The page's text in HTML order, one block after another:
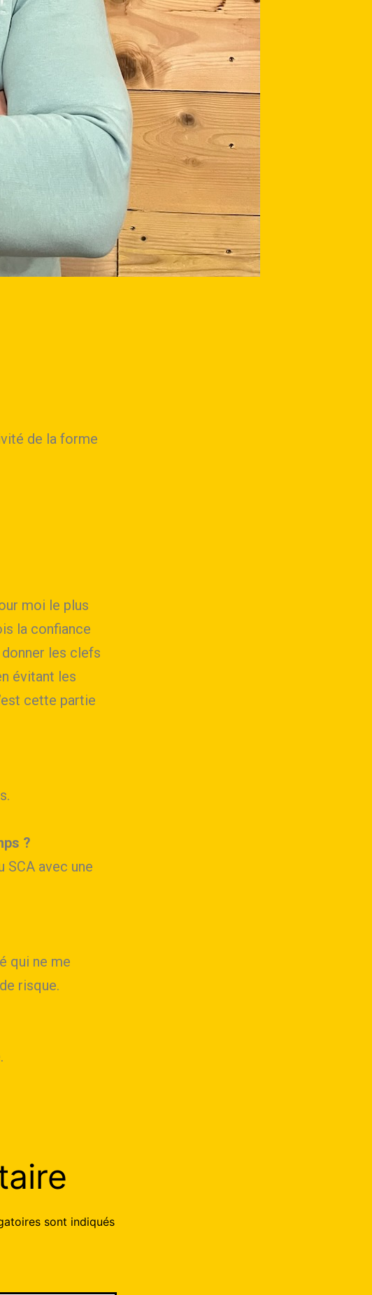
de la forme
moi le plus
la confiance
les clefs
évitant les
cette partie
?
SCA avec une
qui ne me
risque.
sont indiqués